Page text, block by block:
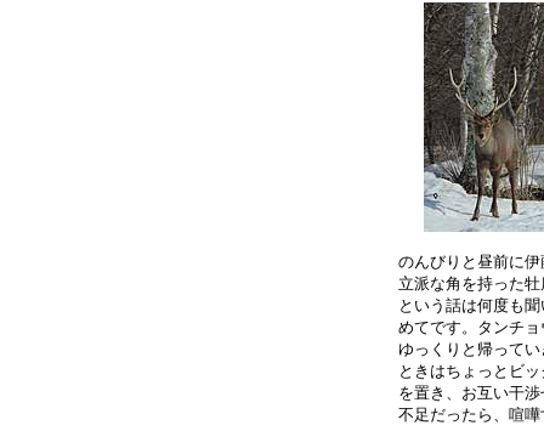
のんびりと昼前に
立派な角を持った
という話は何度も
めてです。タンチ
ゆっくりと帰って
ときはちょっとビ
を置き、お互い干